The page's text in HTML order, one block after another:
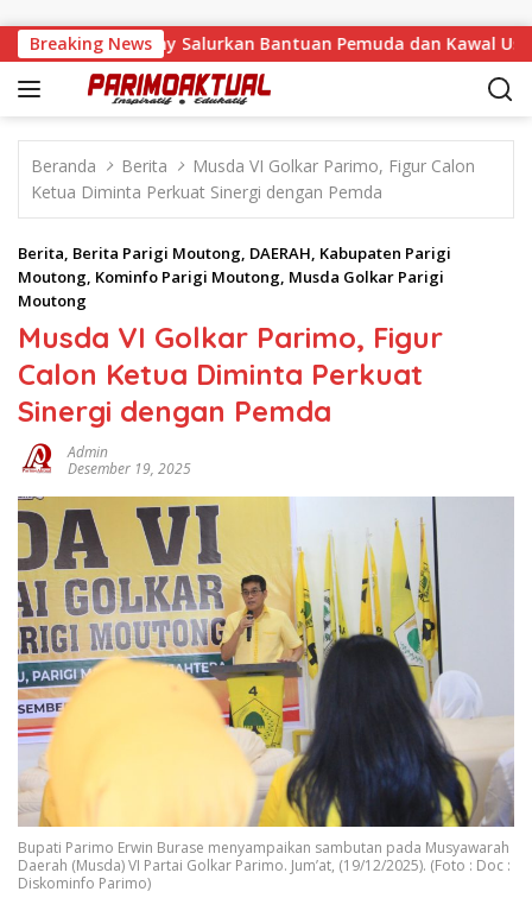
Breaking News
Malino, Feinny Salurkan Bantuan Pemuda dan Kawal Usulan
Beranda Berita
Musda VI Golkar Parimo, Figur Calon
Ketua Diminta Perkuat Sinergi dengan Pemda
Berita, Berita Parigi Moutong, DAERAH, Kabupaten Parigi
Moutong, Kominfo Parigi Moutong, Musda Golkar Parigi
Moutong
Musda VI Golkar Parimo, Figur
Calon Ketua Diminta Perkuat
Sinergi dengan Pemda
Admin
Desember 19, 2025
Bupati Parimo Erwin Burase menyampaikan sambutan pada Musyawarah
Daerah (Musda) VI Partai Golkar Parimo. Jum’at, (19/12/2025). (Foto : Doc :
Diskominfo Parimo)